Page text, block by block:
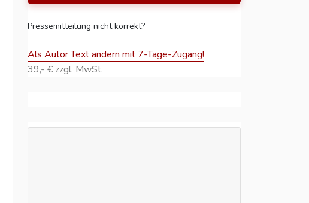
Pressemitteilung nicht korrekt?
Als Autor Text ändern mit 7-Tage-Zugang!
39,- € zzgl. MwSt.